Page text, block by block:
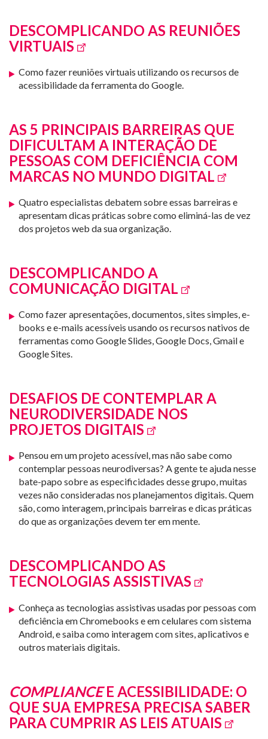
DESCOMPLICANDO AS REUNIÕES
VIRTUAIS
Como fazer reuniões virtuais utilizando os recursos de
acessibilidade da ferramenta do Google.
AS 5 PRINCIPAIS BARREIRAS QUE
DIFICULTAM A INTERAÇÃO DE
PESSOAS COM DEFICIÊNCIA COM
MARCAS NO MUNDO DIGITAL
Quatro especialistas debatem sobre essas barreiras e
apresentam dicas práticas sobre como eliminá-las de vez
dos projetos web da sua organização.
DESCOMPLICANDO A
COMUNICAÇÃO DIGITAL
Como fazer apresentações, documentos, sites simples, e-
books e e-mails acessíveis usando os recursos nativos de
ferramentas como Google Slides, Google Docs, Gmail e
Google Sites.
DESAFIOS DE CONTEMPLAR A
NEURODIVERSIDADE NOS
PROJETOS DIGITAIS
Pensou em um projeto acessível, mas não sabe como
contemplar pessoas neurodiversas? A gente te ajuda nesse
bate-papo sobre as especificidades desse grupo, muitas
vezes não consideradas nos planejamentos digitais. Quem
são, como interagem, principais barreiras e dicas práticas
do que as organizações devem ter em mente.
DESCOMPLICANDO AS
TECNOLOGIAS ASSISTIVAS
Conheça as tecnologias assistivas usadas por pessoas com
deficiência em Chromebooks e em celulares com sistema
Android, e saiba como interagem com sites, aplicativos e
outros materiais digitais.
COMPLIANCEE ACESSIBILIDADE: O
QUE SUA EMPRESA PRECISA SABER
PARA CUMPRIR AS LEIS ATUAIS